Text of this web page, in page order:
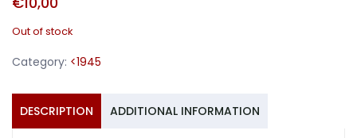
Out of stock
Category: <1945
DESCRIPTION ADDITIONAL INFORMATION